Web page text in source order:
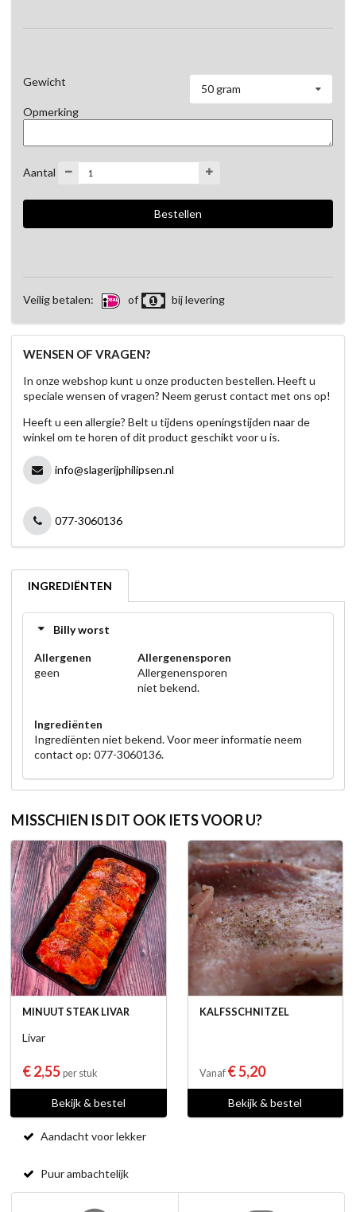
Gewicht
50 gram
Opmerking
Aantal
Veilig betalen: of bij levering
WENSEN OF VRAGEN?
In onze webshop kunt u onze producten bestellen. Heeft u
speciale wensen of vragen? Neem gerust contact met ons op!
Heeft u een allergie? Belt u tijdens openingstijden naar de
winkel om te horen of dit product geschikt voor u is.
info@slagerijphilipsen.nl
077-3060136
INGREDIËNTEN
Billy worst
Allergenen
geen
Allergenensporen
Allergenensporen
niet bekend.
Ingrediënten
Ingrediënten niet bekend. Voor meer informatie neem
contact op: 077-3060136.
MISSCHIEN IS DIT OOK IETS VOOR U?
MINUUT STEAK LIVAR
Livar
€ 2,55 per stuk
Bekijk & bestel
KALFSSCHNITZEL
Vanaf € 5,20
Bekijk & bestel
Aandacht voor lekker
Puur ambachtelijk